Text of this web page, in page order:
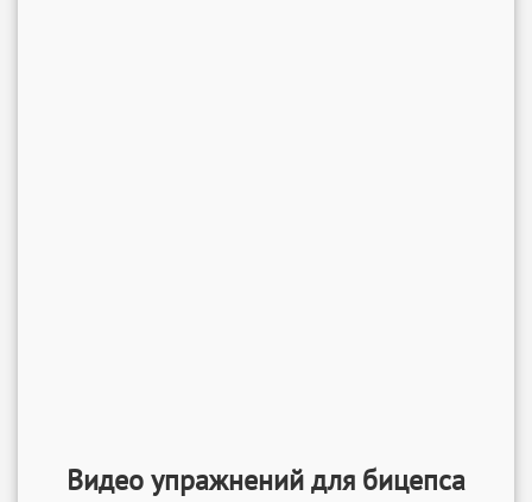
Видео упражнений для бицепса